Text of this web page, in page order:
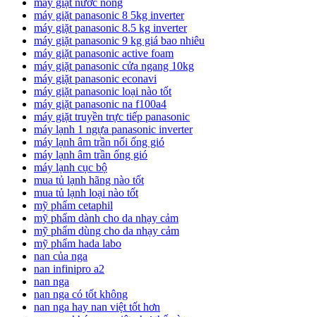
máy giặt nước nóng
máy giặt panasonic 8 5kg inverter
máy giặt panasonic 8.5 kg inverter
máy giặt panasonic 9 kg giá bao nhiêu
máy giặt panasonic active foam
máy giặt panasonic cửa ngang 10kg
máy giặt panasonic econavi
máy giặt panasonic loại nào tốt
máy giặt panasonic na f100a4
máy giặt truyền trực tiếp panasonic
máy lạnh 1 ngựa panasonic inverter
máy lạnh âm trần nối ống gió
máy lạnh âm trần ống gió
máy lạnh cục bộ
mua tủ lạnh hãng nào tốt
mua tủ lạnh loại nào tốt
mỹ phẩm cetaphil
mỹ phẩm dành cho da nhạy cảm
mỹ phẩm dùng cho da nhạy cảm
mỹ phẩm hada labo
nan của nga
nan infinipro a2
nan nga
nan nga có tốt không
nan nga hay nan việt tốt hơn